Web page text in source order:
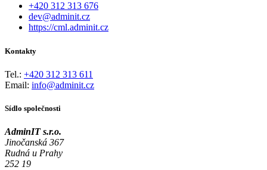
+420 312 313 676
dev@adminit.cz
https://cml.adminit.cz
Kontakty
Tel.: +420 312 313 611
Email: info@adminit.cz
Sídlo společnosti
AdminIT s.r.o.
Jinočanská 367
Rudná u Prahy
252 19